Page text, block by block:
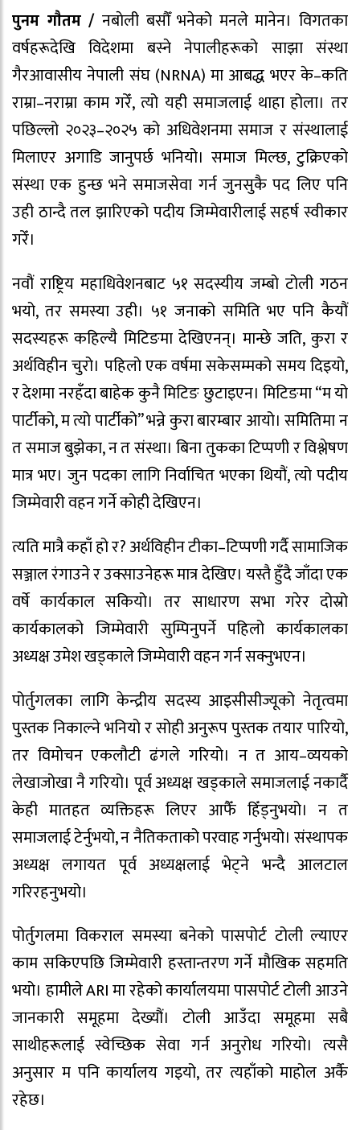
पुनम गाैतम / नबाेली बसौँ भनेको मनले मानेन। विगतका
वर्षहरूदेखि विदेशमा बस्ने नेपालीहरूको साझा संस्था
गैरआवासीय नेपाली संघ (NRNA) मा आबद्ध भएर के–कति
राम्रा–नराम्रा काम गरेँ, त्यो यही समाजलाई थाहा होला। तर
पछिल्लो २०२३–२०२५ को अधिवेशनमा समाज र संस्थालाई
मिलाएर अगाडि जानुपर्छ भनियो। समाज मिल्छ, टुक्रिएको
संस्था एक हुन्छ भने समाजसेवा गर्न जुनसुकै पद लिए पनि
उही ठान्दै तल झारिएको पदीय जिम्मेवारीलाई सहर्ष स्वीकार
गरेँ।
नवौं राष्ट्रिय महाधिवेशनबाट ५१ सदस्यीय जम्बो टोली गठन
भयो, तर समस्या उही। ५१ जनाको समिति भए पनि कैयौं
सदस्यहरू कहिल्यै मिटिङमा देखिएनन्। मान्छे जति, कुरा र
अर्थविहीन चुरो। पहिलो एक वर्षमा सकेसम्मको समय दिइयो,
र देशमा नरहँदा बाहेक कुनै मिटिङ छुटाइएन। मिटिङमा “म यो
पार्टीको, म त्यो पार्टीको” भन्ने कुरा बारम्बार आयो। समितिमा न
त समाज बुझेका, न त संस्था। बिना तुकका टिप्पणी र विश्लेषण
मात्र भए। जुन पदका लागि निर्वाचित भएका थियौं, त्यो पदीय
जिम्मेवारी वहन गर्ने कोही देखिएन।
त्यति मात्रै कहाँ हो र? अर्थविहीन टीका–टिप्पणी गर्दै सामाजिक
सञ्जाल रंगाउने र उक्साउनेहरू मात्र देखिए। यस्तै हुँदै जाँदा एक
वर्षे कार्यकाल सकियो। तर साधारण सभा गरेर दोस्रो
कार्यकालको जिम्मेवारी सुम्पिनुपर्ने पहिलो कार्यकालका
अध्यक्ष उमेश खड्काले जिम्मेवारी वहन गर्न सक्नुभएन।
पोर्तुगलका लागि केन्द्रीय सदस्य आइसीसीज्यूको नेतृत्वमा
पुस्तक निकाल्ने भनियो र सोही अनुरूप पुस्तक तयार पारियो,
तर विमोचन एकलौटी ढंगले गरियो। न त आय–व्ययको
लेखाजोखा नै गरियो। पूर्व अध्यक्ष खड्काले समाजलाई नकार्दै
केही मातहत व्यक्तिहरू लिएर आफैँ हिँड्नुभयो। न त
समाजलाई टेर्नुभयो, न नैतिकताको परवाह गर्नुभयो। संस्थापक
अध्यक्ष लगायत पूर्व अध्यक्षलाई भेट्ने भन्दै आलटाल
गरिरहनुभयो।
पोर्तुगलमा विकराल समस्या बनेको पासपोर्ट टोली ल्याएर
काम सकिएपछि जिम्मेवारी हस्तान्तरण गर्ने मौखिक सहमति
भयो। हामीले ARI मा रहेको कार्यालयमा पासपोर्ट टोली आउने
जानकारी समूहमा देख्यौं। टोली आउँदा समूहमा सबै
साथीहरूलाई स्वेच्छिक सेवा गर्न अनुरोध गरियो। त्यसै
अनुसार म पनि कार्यालय गइयो, तर त्यहाँको माहोल अर्कै
रहेछ।